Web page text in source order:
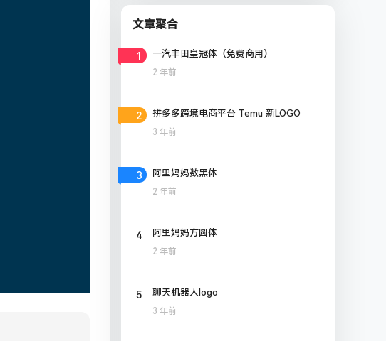
文章聚合
1 一汽丰田皇冠体（免费商用）
2 年前
2 拼多多跨境电商平台 Temu 新LOGO
3 年前
3 阿里妈妈数黑体
2 年前
4 阿里妈妈方圆体
2 年前
5 聊天机器人logo
3 年前